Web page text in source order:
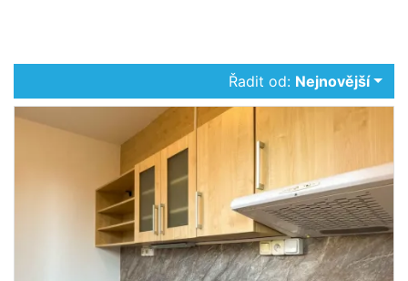
Řadit od: Nejnovější